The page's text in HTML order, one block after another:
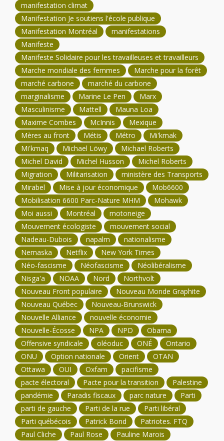
manifestation climat
Manifestation Je soutiens l'école publique
Manifestation Montréal
manifestations
Manifeste
Manifeste Solidaire pour les travailleuses et travailleurs
Marche mondiale des femmes
Marche pour la forêt
marché carbone
marché du carbone
marginalisme
Marine Le Pen
Marx
Masculinisme
Mattell
Mauna Loa
Maxime Combes
McInnis
Mexique
Mères au front
Métis Métro
Mi'kmak
Mi'kmaq
Michael Löwy
Michael Roberts
Michel David
Michel Husson
Michel Roberts
Migration
Militarisation
ministère des Transports
Mirabel
Mise à jour économique
Mob6600
Mobilisation 6600 Parc-Nature MHM
Mohawk
Moi aussi
Montréal
motoneige
Mouvement écologiste
mouvement social
Nadeau-Dubois
napalm
nationalisme
Nemaska
Netflix
New York Times
Néo-fascisme
Néofascisme
Néolibéralisme
Nisga'a
NOAA Nord
Northvolt
Nouveau Front populaire
Nouveau Monde Graphite
Nouveau Québec
Nouveau-Brunswick
Nouvelle Alliance
nouvelle économie
Nouvelle-Écosse
NPA NPD
Obama
Offensive syndicale
oléoduc ONÉ
Ontario
ONU
Option nationale Orient
OTAN
Ottawa
OUI Oxfam
pacifisme
pacte électoral
Pacte pour la transition
Palestine
pandémie
Paradis fiscaux parc nature
Parti
parti de gauche
Parti de la rue
Parti libéral
Parti québécois
Patrick Bond
Patriotes. FTQ
Paul Cliche
Paul Rose
Pauline Marois